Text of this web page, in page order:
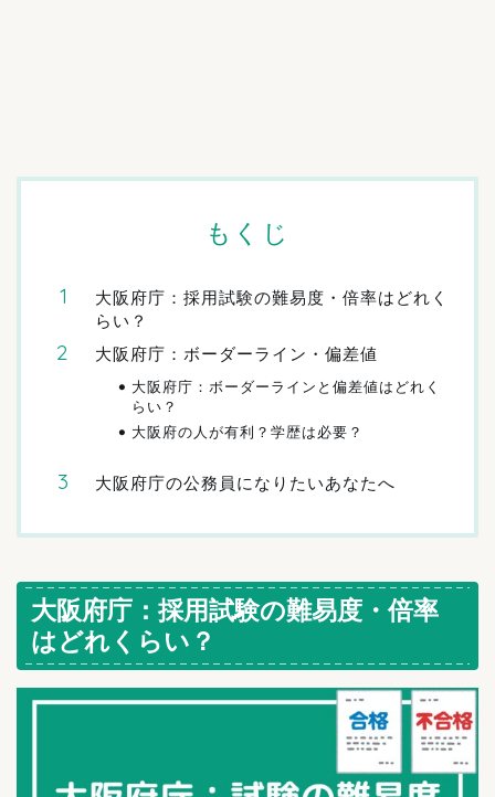
もくじ
大阪府庁：採用試験の難易度・倍率はどれく
らい？
大阪府庁：ボーダーライン・偏差値
大阪府庁：ボーダーラインと偏差値はどれく
らい？
大阪府の人が有利？学歴は必要？
大阪府庁の公務員になりたいあなたへ
大阪府庁：採用試験の難易度・倍率
はどれくらい？